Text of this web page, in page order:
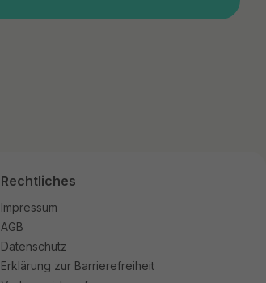
Rechtliches
Impressum
AGB
Datenschutz
Erklärung zur Barrierefreiheit